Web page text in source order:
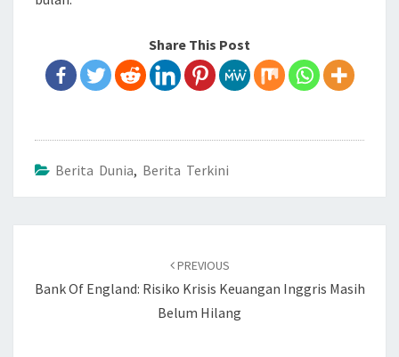
Share This Post
Berita Dunia, Berita Terkini
PREVIOUS
Bank Of England: Risiko Krisis Keuangan Inggris Masih
Belum Hilang